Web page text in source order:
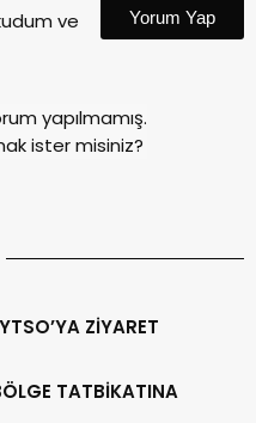
ve
Yorum Yap
yapılmamış.
ister misiniz?
ZİYARET
TATBİKATINA